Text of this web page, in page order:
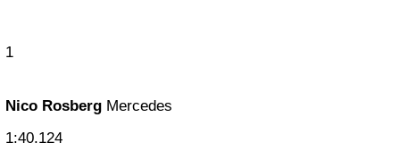
1
Nico Rosberg Mercedes
1:40.124